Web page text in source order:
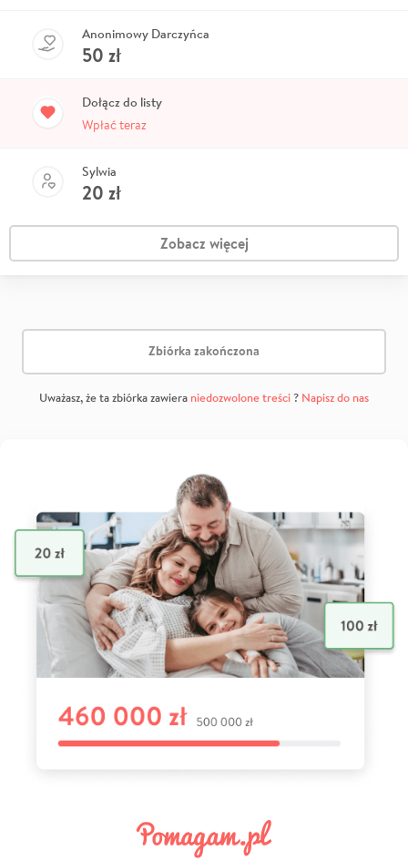
Anonimowy Darczyńca
50 zł
Dołącz do listy
Wpłać teraz
Sylwia
20 zł
Zobacz więcej
Zbiórka zakończona
Uważasz, że ta zbiórka zawiera niedozwolone treści? Napisz do nas